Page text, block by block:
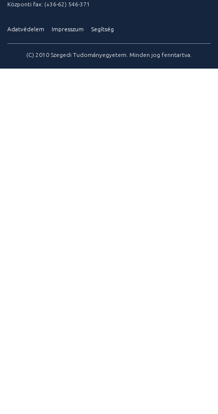
Központi fax: (+36-62) 546-371
Adatvédelem Impresszum Segítség
(C) 2010 Szegedi Tudományegyetem. Minden jog fenntartva.